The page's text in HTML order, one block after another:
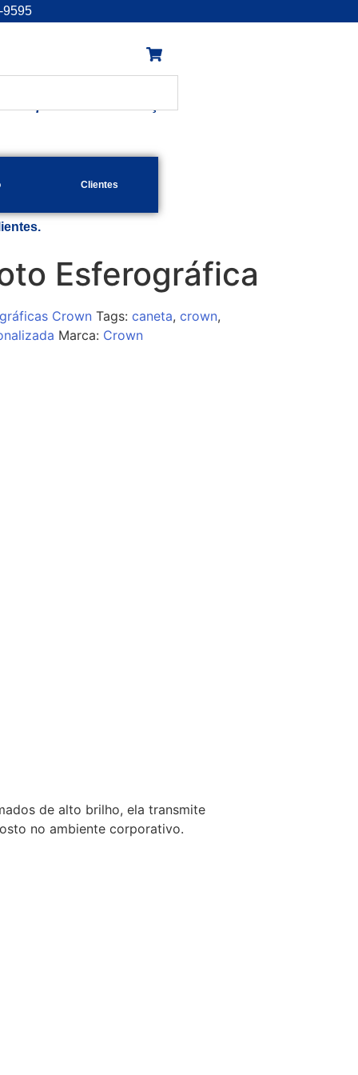
9595
Clientes
Esferográfica
Crown Tags: caneta, crown,
Marca: Crown
de alto brilho, ela transmite
no ambiente corporativo.